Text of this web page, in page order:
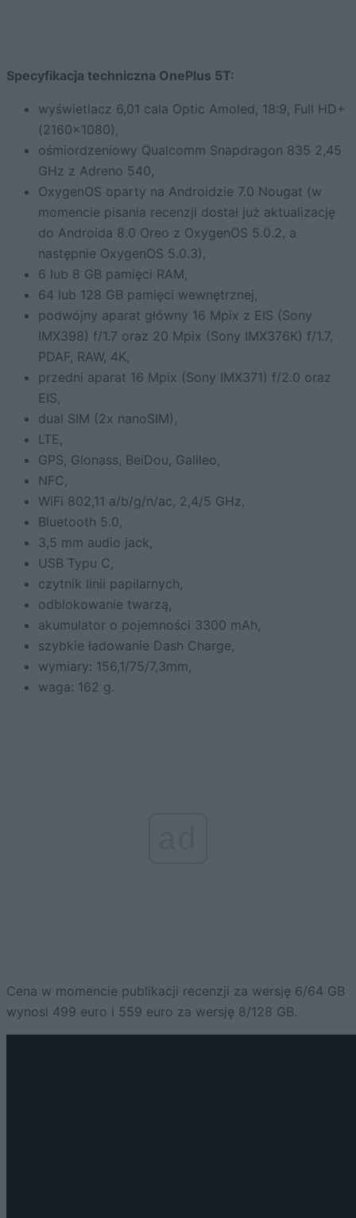
Specyfikacja techniczna OnePlus 5T:
wyświetlacz 6,01 cala Optic Amoled, 18:9, Full HD+
(2160×1080),
ośmiordzeniowy Qualcomm Snapdragon 835 2,45
GHz z Adreno 540,
OxygenOS oparty na Androidzie 7.0 Nougat (w
momencie pisania recenzji dostał już aktualizację
do Androida 8.0 Oreo z OxygenOS 5.0.2, a
następnie OxygenOS 5.0.3),
6 lub 8 GB pamięci RAM,
64 lub 128 GB pamięci wewnętrznej,
podwójny aparat główny 16 Mpix z EIS (Sony
IMX398) f/1.7 oraz 20 Mpix (Sony IMX376K) f/1.7,
PDAF, RAW, 4K,
przedni aparat 16 Mpix (Sony IMX371) f/2.0 oraz
EIS,
dual SIM (2x nanoSIM),
LTE,
GPS, Glonass, BeiDou, Galileo,
NFC,
WiFi 802,11 a/b/g/n/ac, 2,4/5 GHz,
Bluetooth 5.0,
3,5 mm audio jack,
USB Typu C,
czytnik linii papilarnych,
odblokowanie twarzą,
akumulator o pojemności 3300 mAh,
szybkie ładowanie Dash Charge,
wymiary: 156,1/75/7,3mm,
waga: 162 g.
Cena w momencie publikacji recenzji za wersję 6/64 GB
wynosi 499 euro i 559 euro za wersję 8/128 GB.